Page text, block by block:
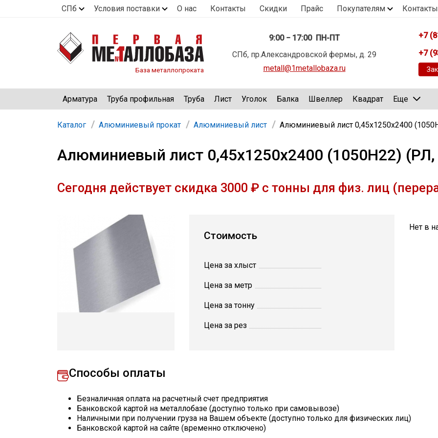
СПб Условия поставки О нас Контакты Скидки Прайс Покупателям Контакты
База металлопроката
9:00 − 17:00 ПН-ПТ
СПб, пр.Александровской фермы, д. 29
metall@1metallobaza.ru
+7
+7
Арматура Труба профильная Труба Лист Уголок Балка Швеллер Квадрат Еще
Каталог Алюминиевый прокат Алюминиевый лист Алюминиевый лист 0,45х1250х2400
Алюминиевый лист 0,45х1250х2400 (1050Н22) (РЛ,
Сегодня действует скидка 3000 ₽ с тонны для физ. лиц
Стоимость
Цена за хлыст
Цена за метр
Цена за тонну
Цена за рез
Нет в
Способы оплаты
Безналичная оплата на расчетный счет предприятия
Банковской картой на металлобазе (доступно только при самовывозе)
Наличными при получении груза на Вашем объекте (доступно только для физических лиц)
Банковской картой на сайте (временно отключено)